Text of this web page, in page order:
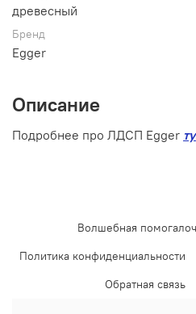
древесный
Бренд
Egger
Описание
Подробнее про ЛДСП Egger
Волшебная
Политика конфиденциальности
Обратная связь